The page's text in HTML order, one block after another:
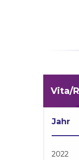
Vita/
Jahr
2022